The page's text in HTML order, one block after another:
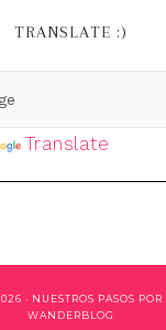
TRANSLATE :)
Translate
· NUESTROS PASOS
WANDERBLOG